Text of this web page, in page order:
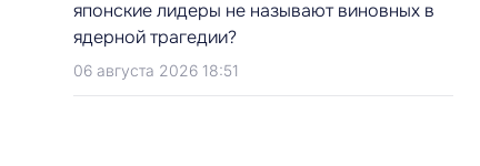
японские лидеры не называют виновных в
ядерной трагедии?
06 августа 2026 18:51